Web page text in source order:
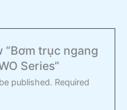
“Bơm trục ngang
Series”
published. Required